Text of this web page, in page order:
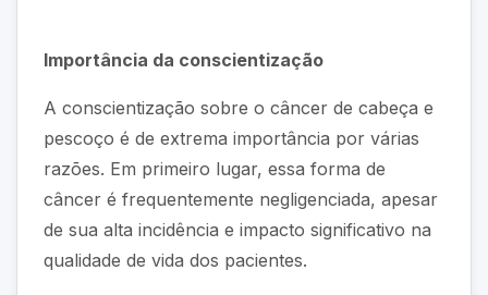
Importância da conscientização
A conscientização sobre o câncer de cabeça e
pescoço é de extrema importância por várias
razões. Em primeiro lugar, essa forma de
câncer é frequentemente negligenciada, apesar
de sua alta incidência e impacto significativo na
qualidade de vida dos pacientes.